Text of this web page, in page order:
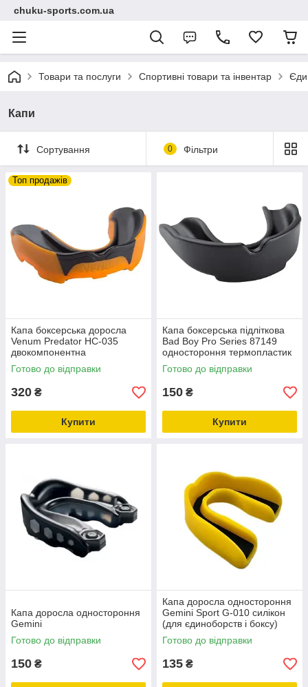
chuku-sports.com.ua
Товари та послуги Спортивні товари та інвентар
Капи
Сортування 0 Фільтри
Топ продажів
Капа боксерська доросла
Venum Predator HC-035
двокомпонентна
Готово до відправки
320 ₴
Купити
Капа боксерська підліткова
Bad Boy Pro Series 87149
одностороння термопластик
(вік 11+)
Готово до відправки
150 ₴
Купити
Капа доросла одностороння
Gemini
Готово до відправки
150 ₴
Капа доросла одностороння
Gemini Sport G-010 силікон
(для єдиноборств і боксу)
Готово до відправки
135 ₴